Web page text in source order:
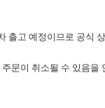
출고 예정이므로 공식
문이 취소될 수 있음을